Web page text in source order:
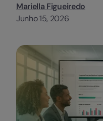
Mariella Figueiredo
Junho 15, 2026